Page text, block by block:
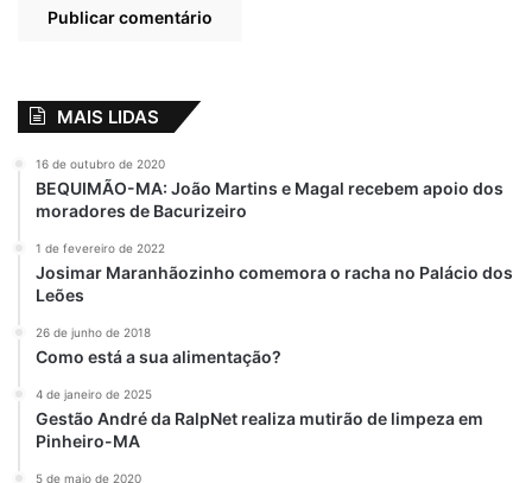
MAIS LIDAS
16 de outubro de 2020
BEQUIMÃO-MA: João Martins e Magal recebem apoio dos
moradores de Bacurizeiro
1 de fevereiro de 2022
Josimar Maranhãozinho comemora o racha no Palácio dos
Leões
26 de junho de 2018
Como está a sua alimentação?
4 de janeiro de 2025
Gestão André da RalpNet realiza mutirão de limpeza em
Pinheiro-MA
5 de maio de 2020